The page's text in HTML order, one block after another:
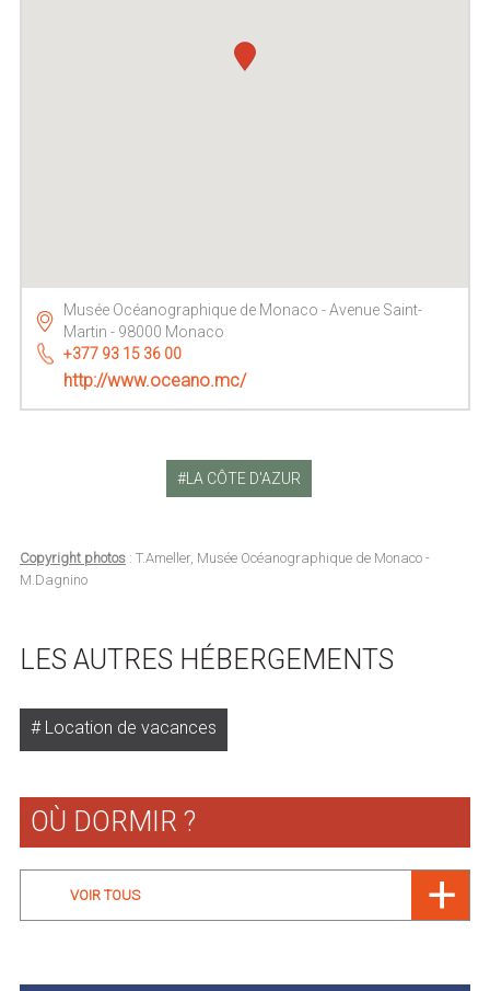
Musée Océanographique de Monaco - Avenue Saint-
Martin - 98000 Monaco
+377 93 15 36 00
http://www.oceano.mc/
LA CÔTE D'AZUR
Copyright photos: T.Ameller, Musée Océanographique de Monaco -
M.Dagnino
LES AUTRES HÉBERGEMENTS
Location de vacances
OÙ DORMIR ?
VOIR TOUS